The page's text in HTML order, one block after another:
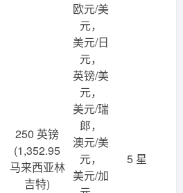
250 英镑
(1,352.95
马来西亚林
吉特)
欧元/美
元，
美元/日
元，
英镑/美
元，
美元/瑞
郎，
澳元/美
元，
美元/加
5 星